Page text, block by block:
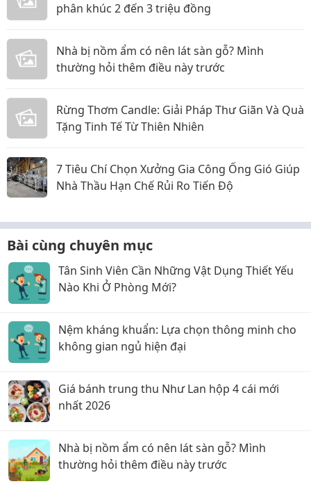
phân khúc 2 đến 3 triệu đồng
Nhà bị nồm ẩm có nên lát sàn gỗ? Mình
thường hỏi thêm điều này trước
Rừng Thơm Candle: Giải Pháp Thư Giãn Và Quà
Tặng Tinh Tế Từ Thiên Nhiên
7 Tiêu Chí Chọn Xưởng Gia Công Ống Gió Giúp
Nhà Thầu Hạn Chế Rủi Ro Tiến Độ
Bài cùng chuyên mục
Tân Sinh Viên Cần Những Vật Dụng Thiết Yếu
Nào Khi Ở Phòng Mới?
Nệm kháng khuẩn: Lựa chọn thông minh cho
không gian ngủ hiện đại
Giá bánh trung thu Như Lan hộp 4 cái mới
nhất 2026
Nhà bị nồm ẩm có nên lát sàn gỗ? Mình
thường hỏi thêm điều này trước